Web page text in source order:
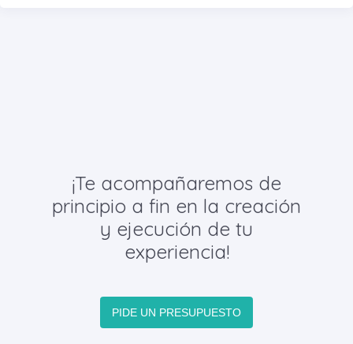
¡Te acompañaremos de
principio a fin en la creación
y ejecución de tu
experiencia!
PIDE UN PRESUPUESTO